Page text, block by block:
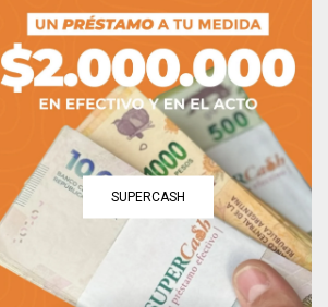
SUPERCASH